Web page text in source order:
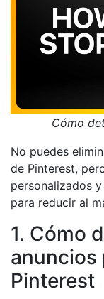
Cómo
No puedes
de Pinterest,
personalizados
para reducir al
1. Cómo
anuncios
Pinterest